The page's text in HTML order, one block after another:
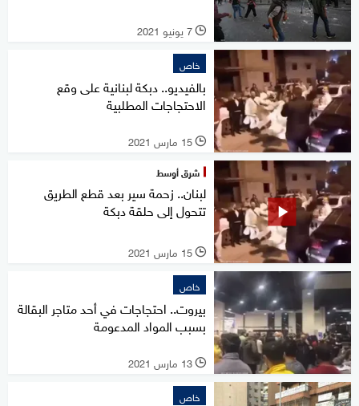
l 7 يونيو 2021
خاص
بالفيديو.. دبكة لبنانية على وقع
الاحتجاجات المطلبية
l 15 مارس 2021
شرق أوسط
لبنان.. زحمة سير بعد قطع الطريق
تتحول إلى حلقة دبكة
l 15 مارس 2021
خاص
بيروت.. احتجاجات في أحد متاجر البقالة
بسبب المواد المدعومة
l 13 مارس 2021
خاص